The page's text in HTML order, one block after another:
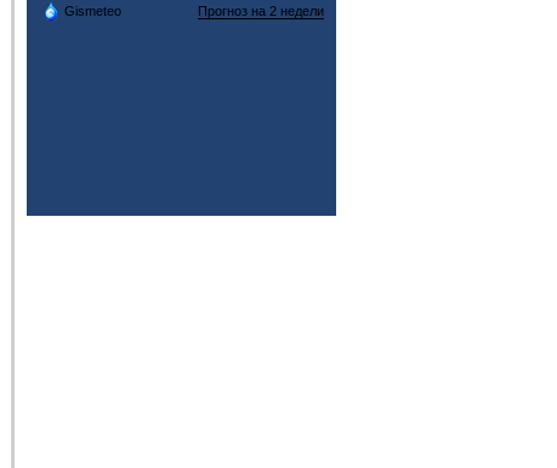
Gismeteo Прогноз на 2 недели